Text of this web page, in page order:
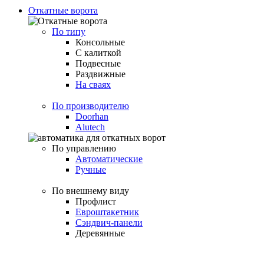
Откатные ворота
По типу
Консольные
С калиткой
Подвесные
Раздвижные
На сваях
По производителю
Doorhan
Alutech
По управлению
Автоматические
Ручные
По внешнему виду
Профлист
Евроштакетник
Сэндвич-панели
Деревянные